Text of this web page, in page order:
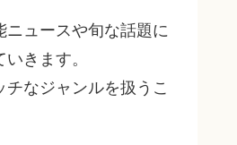
ニュースや旬な話題に
きます。
チなジャンルを扱うこ